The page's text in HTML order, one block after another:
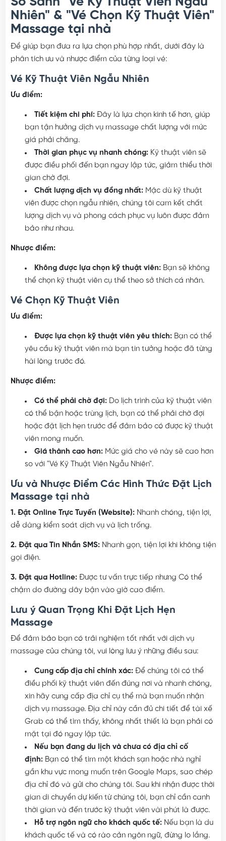
So Sánh "Vé Kỹ Thuật Viên Ngẫu
Nhiên" & "Vé Chọn Kỹ Thuật Viên"
Massage tại nhà
Để giúp bạn đưa ra lựa chọn phù hợp nhất, dưới đây là
phân tích ưu và nhược điểm của từng loại vé:
Vé Kỹ Thuật Viên Ngẫu Nhiên
Ưu điểm:
Tiết kiệm chi phí:Đây là lựa chọn kinh tế hơn, giúp
bạn tận hưởng dịch vụ massage chất lượng với mức
Thời gian phục vụ nhanh chóng:
được điều phối đến bạn ngay lập tức, giảm thiểu thời
gian chờ đợi.
viên được chọn ngẫu nhiên, chúng tôi cam kết chất
lượng dịch vụ và phong cách phục vụ luôn được đảm
Nhược điểm:
Không được lựa chọn kỹ thuật viên:
thể chọn kỹ thuật viên cụ thể theo sở thích cá nhân.
Vé Chọn Kỹ Thuật Viên
Ưu điểm:
Được lựa chọn kỹ thuật viên yêu thích:
yêu cầu kỹ thuật viên mà bạn tin tưởng hoặc đã từng
hài lòng trước đó.
Nhược điểm:
Có thể phải chờ đợi:
có thể bận hoặc trùng lịch, bạn có thể phải chờ đợi
hoặc đặt lịch hẹn trước để đảm bảo có được kỹ thuật
Giá thành cao hơn:
Mức giá cho vé này sẽ cao hơn
so với "Vé Kỹ Thuật Viên Ngẫu Nhiên".
Ưu và Nhược Điểm Các Hình Thức Đặt Lịch
Massage tại nhà
1. Đặt Online Trực Tuyến (Website): Nhanh chóng, tiện lợi,
dễ dàng kiểm soát dịch vụ và lịch trống.
2. Đặt qua Tin Nhắn SMS:
Nhanh gọn, tiện lợi khi không tiện
gọi điện.
3. Đặt qua Hotline:Được tư vấn trực tiếp nhưng Có thể
chậm do đường dây bận vào giờ cao điểm.
Lưu ý Quan Trọng Khi Đặt Lịch Hẹn
Massage
Để đảm bảo bạn có trải nghiệm tốt nhất với dịch vụ
massage của chúng tôi, vui lòng lưu ý những điều sau:
Cung cấp địa chỉ chính xác:Để chúng tôi có thể
điều phối kỹ thuật viên đến đúng nơi và nhanh chóng,
xin hãy cung cấp địa chỉ cụ thể mà bạn muốn nhận
dịch vụ massage. Địa chỉ này cần đủ chi tiết để tài xế
Grab có thể tìm thấy, không nhất thiết là bạn phải có
mặt tại đó ngay lập tức.